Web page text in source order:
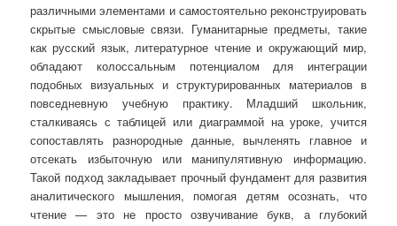
различными элементами и самостоятельно реконструировать
скрытые смысловые связи. Гуманитарные предметы, такие
как русский язык, литературное чтение и окружающий мир,
обладают колоссальным потенциалом для интеграции
подобных визуальных и структурированных материалов в
повседневную учебную практику. Младший школьник,
сталкиваясь с таблицей или диаграммой на уроке, учится
сопоставлять разнородные данные, вычленять главное и
отсекать избыточную или манипулятивную информацию.
Такой подход закладывает прочный фундамент для развития
аналитического мышления, помогая детям осознать, что
чтение — это не просто озвучивание букв, а глубокий